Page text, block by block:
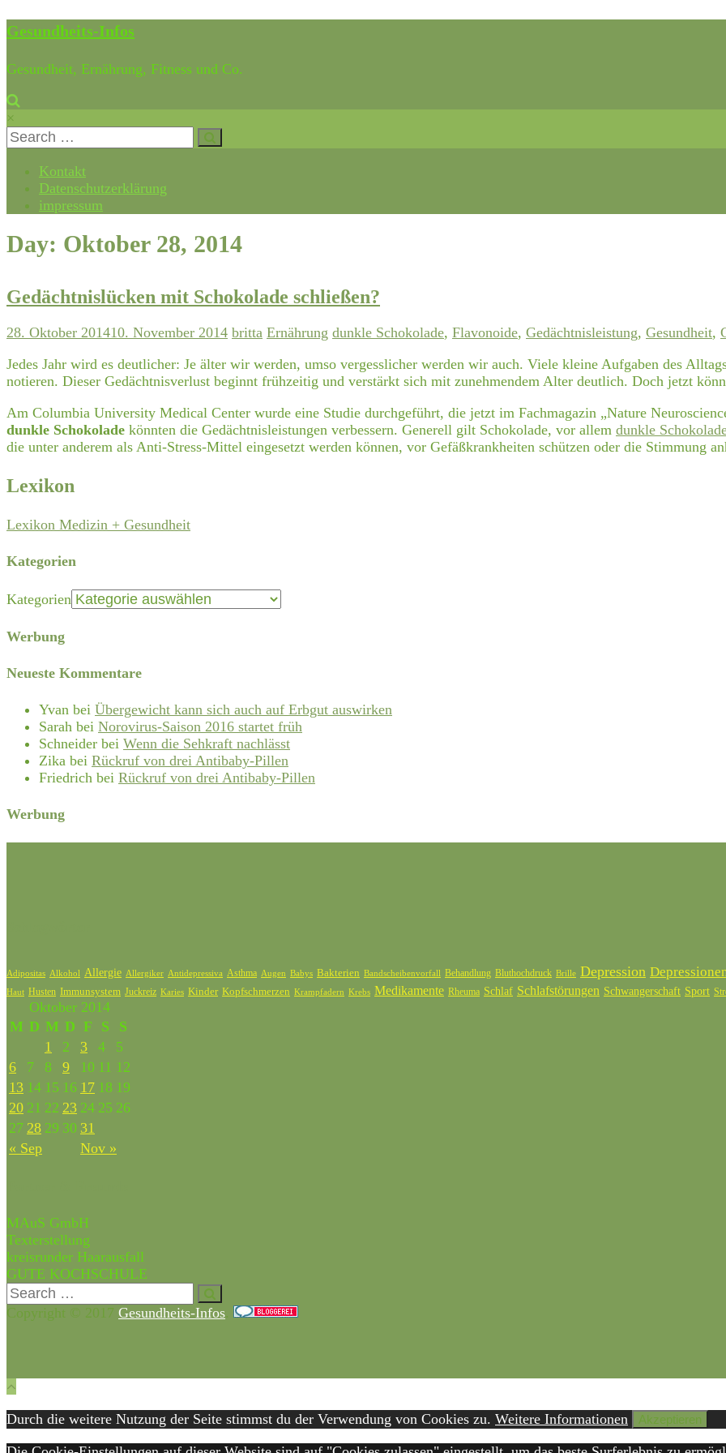
Gesundheits-Infos
Gesundheit, Ernährung, Fitness und Co.
×
Kontakt
Datenschutzerklärung
impressum
Day: Oktober 28, 2014
Gedächtnislücken mit Schokolade schließen?
28. Oktober 201410. November 2014 britta Ernährung dunkle Schokolade, Flavonoide, Gedächtnisleistung, Gesundheit,
Jedes Jahr wird es deutlicher: Je älter wir werden, umso vergesslicher werden wir auch. Viele kleine Aufgaben des
notieren. Dieser Gedächtnisverlust beginnt frühzeitig und verstärkt sich mit zunehmendem Alter deutlich. Doch jetzt
Am Columbia University Medical Center wurde eine Studie durchgeführt, die jetzt im Fachmagazin „Nature
dunkle Schokolade könnten die Gedächtnisleistungen verbessern. Generell gilt Schokolade, vor allem dunkle
die unter anderem als Anti-Stress-Mittel eingesetzt werden können, vor Gefäßkrankheiten schützen oder die Stimmung
Lexikon
Lexikon Medizin + Gesundheit
Kategorien
Kategorien
Werbung
Neueste Kommentare
Yvan bei Übergewicht kann sich auch auf Erbgut auswirken
Sarah bei Norovirus-Saison 2016 startet früh
Schneider bei Wenn die Sehkraft nachlässt
Zika bei Rückruf von drei Antibaby-Pillen
Friedrich bei Rückruf von drei Antibaby-Pillen
Werbung
Adipositas Alkohol Allergie Allergiker Antidepressiva Asthma Augen Babys Bakterien Bandscheibenvorfall Behandlung Bluthochdruck Brille Depression
Haut Husten Immunsystem Juckreiz Karies Kinder Kopfschmerzen Krampfadern Krebs Medikamente Rheuma Schlaf Schlafstörungen Schwangerschaft Sport
Oktober 2014
M D M D F S S
« Sep Nov »
1 2 3 4
5
6
7 8 9 10 11 12
13 14 15 16 17 18 19
20 21 22 23 24 25 26
27 28 29 30 31
MAuS GmbH
Texterstellung
kreisrunder Haarausfall
GUTE KOCHSCHULE
Copyright © 2017 Gesundheits-Infos.
Durch die weitere Nutzung der Seite stimmst du der Verwendung von Cookies zu. Weitere Informationen Akzeptieren